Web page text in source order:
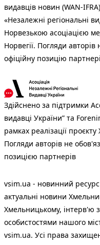
видавців новин (WAN-
«Незалежні регіональні
Норвезькою асоціацією
Норвегії. Погляди
офіційну позицію
Здійснено за підтримки
видавці України” та
рамках реалізації
Погляди авторів не
позицією партнерів
vsim.ua - новинний
актуальні новини
Хмельницькому, інтерв'ю
особистостями нашого
vsim.ua. Усі права